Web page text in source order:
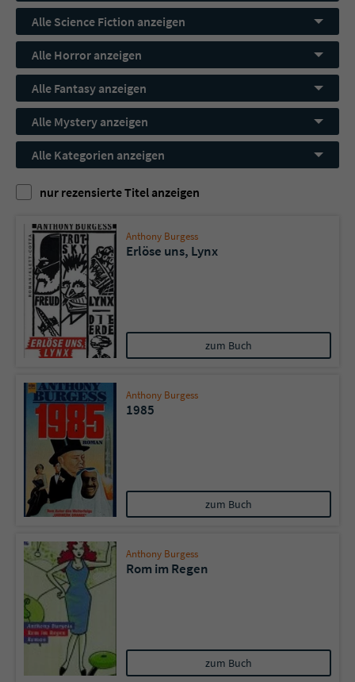
Alle Science Fiction anzeigen
Alle Horror anzeigen
Alle Fantasy anzeigen
Alle Mystery anzeigen
Alle Kategorien anzeigen
nur rezensierte Titel anzeigen
Anthony Burgess
Erlöse uns, Lynx
zum Buch
Anthony Burgess
1985
zum Buch
Anthony Burgess
Rom im Regen
zum Buch
Name tx_pwcomments_ahash
Anbieter Literatur-Couch Medien GmbH & Co. KG
Laufzeit 1 Jahr
Zweck Cookie für Kommentare einzelner Buchtitel
Name fe_typo_user
Anbieter Literatur-Couch Medien GmbH & Co. KG
Laufzeit Session
Zweck
Dieses Cookie gewährleistet die
Kommunikation der Webseite mit dem
Benutzer. Es wird benötigt um z. B. den
Sicherheitscode des Kontaktformulars zu